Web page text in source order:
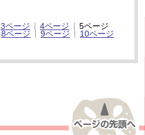
3ページ 4ページ
5ページ
8ページ 9ページ
10ページ